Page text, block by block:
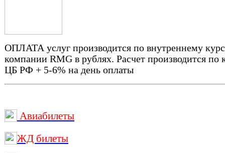
ОПЛАТА услуг производится по внутреннему
компании RMG в рублях. Расчет производится по
ЦБ РФ + 5-6% на день оплаты
Авиабилеты
ЖД билеты